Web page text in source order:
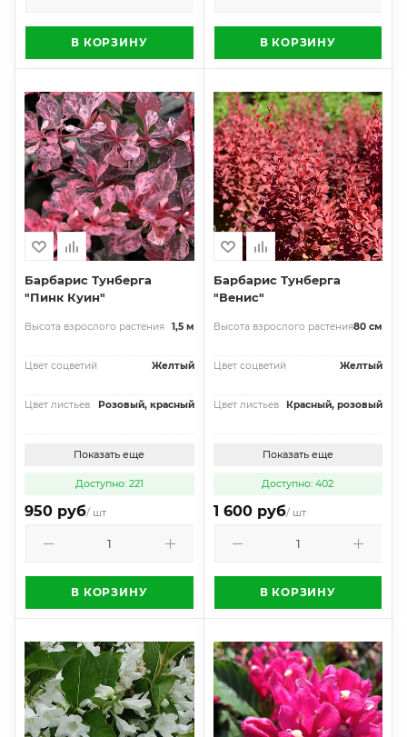
В КОРЗИНУ В КОРЗИНУ
Барбарис Тунберга
"Пинк Куин"
Высота взрослого растения 1,5 м
Цвет соцветий Желтый
Цвет листьев Розовый, красный
Показать еще
Доступно: 221
950 руб/ шт
В КОРЗИНУ
Барбарис Тунберга
"Венис"
Высота взрослого растения80 см
Цвет соцветий Желтый
Цвет листьев Красный, розовый
Показать еще
Доступно: 402
1 600 руб/ шт
В КОРЗИНУ